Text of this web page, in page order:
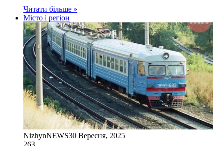
Читати більше »
Місто і регіон
NizhynNEWS30 Вересня, 2025
263